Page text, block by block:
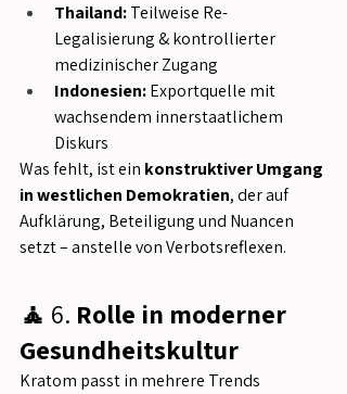
Thailand: Teilweise Re-
Legalisierung & kontrollierter
medizinischer Zugang
Indonesien: Exportquelle mit
wachsendem innerstaatlichem
Diskurs
Was fehlt, ist ein konstruktiver Umgang
in westlichen Demokratien, der auf
Aufklärung, Beteiligung und Nuancen
setzt – anstelle von Verbotsreflexen.
🧘 6. Rolle in moderner
Gesundheitskultur
Kratom passt in mehrere Trends